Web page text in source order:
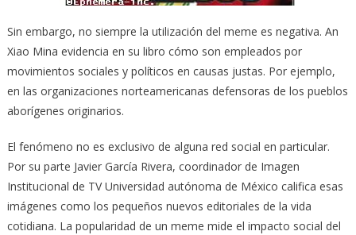
Sin embargo, no siempre la utilización del meme es negativa. An
Xiao Mina evidencia en su libro cómo son empleados por
movimientos sociales y políticos en causas justas. Por ejemplo,
en las organizaciones norteamericanas defensoras de los pueblos
aborígenes originarios.
El fenómeno no es exclusivo de alguna red social en particular.
Por su parte Javier García Rivera, coordinador de Imagen
Institucional de TV Universidad autónoma de México califica esas
imágenes como los pequeños nuevos editoriales de la vida
cotidiana. La popularidad de un meme mide el impacto social del